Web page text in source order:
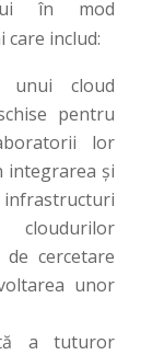
în mod
includ:
unui cloud
pentru
lor
integrarea și
cloudurilor
cercetare
unor
a tuturor